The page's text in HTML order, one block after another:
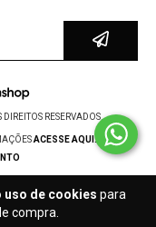
uso de cookies para
compra.
RESERVADOS.
ACESSE AQUI.